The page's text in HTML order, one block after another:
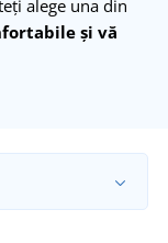
alege una din
și vă